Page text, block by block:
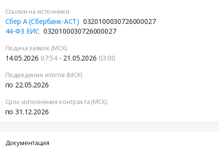
Ссылки на источники
Сбер А (Сбербанк-АСТ) 0320100030726000027
44-ФЗ ЕИС 0320100030726000027
Подача заявок (МСК)
14.05.2026 07:54- 21.05.2026 03:00
Подведение итогов (МСК)
по 22.05.2026
Срок исполнения контракта (МСК)
по 31.12.2026
Документация